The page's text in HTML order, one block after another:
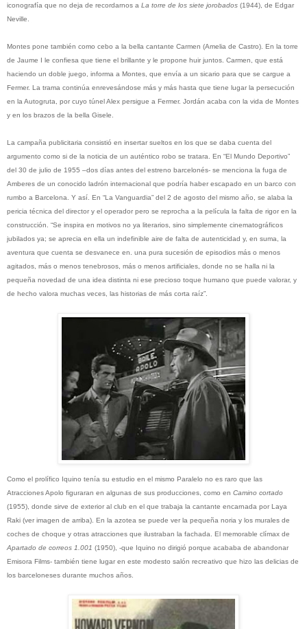
iconografía que no deja de recordarnos a La torre de los siete jorobados (1944), de Edgar
Neville.
Montes pone también como cebo a la bella cantante Carmen (Amelia de Castro). En la torre
de Jaume I le confiesa que tiene el brillante y le propone huir juntos. Carmen, que está
haciendo un doble juego, informa a Montes, que envía a un sicario para que se cargue a
Fermer. La trama continúa enrevesándose más y más hasta que tiene lugar la persecución
en la Autogruta, por cuyo túnel Alex persigue a Fermer. Jordán acaba con la vida de Montes
y en los brazos de la bella Gisele.
La campaña publicitaria consistió en insertar sueltos en los que se daba cuenta del
argumento como si de la noticia de un auténtico robo se tratara. En “El Mundo Deportivo”
del 30 de julio de 1955 –dos días antes del estreno barcelonés- se menciona la fuga de
Amberes de un conocido ladrón internacional que podría haber escapado en un barco con
rumbo a Barcelona. Y así. En “La Vanguardia” del 2 de agosto del mismo año, se alaba la
pericia técnica del director y el operador pero se reprocha a la película la falta de rigor en la
construcción. “Se inspira en motivos no ya literarios, sino simplemente cinematográficos
jubilados ya; se aprecia en ella un indefinible aire de falta de autenticidad y, en suma, la
aventura que cuenta se desvanece en. una pura sucesión de episodios más o menos
agitados, más o menos tenebrosos, más o menos artificiales, donde no se halla ni la
pequeña novedad de una idea distinta ni ese precioso toque humano que puede valorar, y
de hecho valora muchas veces, las historias de más corta raíz”.
Como el prolífico Iquino tenía su estudio en el mismo Paralelo no es raro que las
Atracciones Apolo figuraran en algunas de sus producciones, como en Camino cortado
(1955), donde sirve de exterior al club en el que trabaja la cantante encarnada por Laya
Raki (ver imagen de arriba). En la azotea se puede ver la pequeña noria y los murales de
coches de choque y otras atracciones que ilustraban la fachada. El memorable clímax de
Apartado de correos 1.001 (1950), -que Iquino no dirigió porque acababa de abandonar
Emisora Films- también tiene lugar en este modesto salón recreativo que hizo las delicias de
los barceloneses durante muchos años.